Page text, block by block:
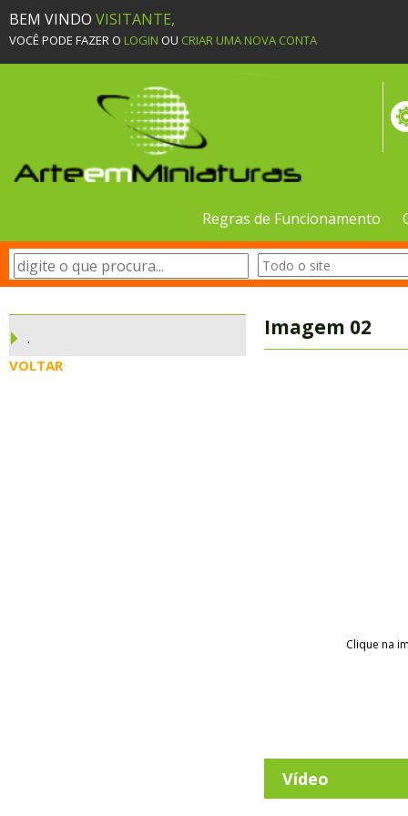
BEM VINDO VISITANTE,
VOCÊ PODE FAZER O LOGIN OU CRIAR UMA NOVA CONTA
Regras de Funcionamento
.
VOLTAR
Imagem 02
Clique na
Vídeo